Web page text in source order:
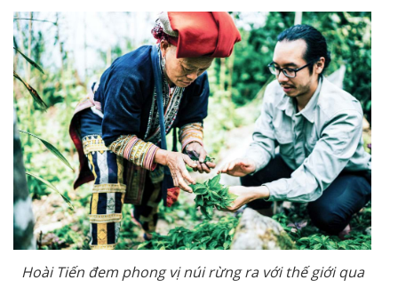
Hoài Tiến đem phong vị núi rừng ra với thế giới qua